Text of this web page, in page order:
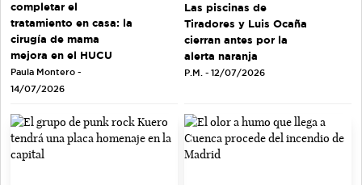
completar el
tratamiento en casa: la
cirugía de mama
mejora en el HUCU
Paula Montero -
14/07/2026
Las piscinas de
Tiradores y Luis Ocaña
cierran antes por la
alerta naranja
P.M. - 12/07/2026